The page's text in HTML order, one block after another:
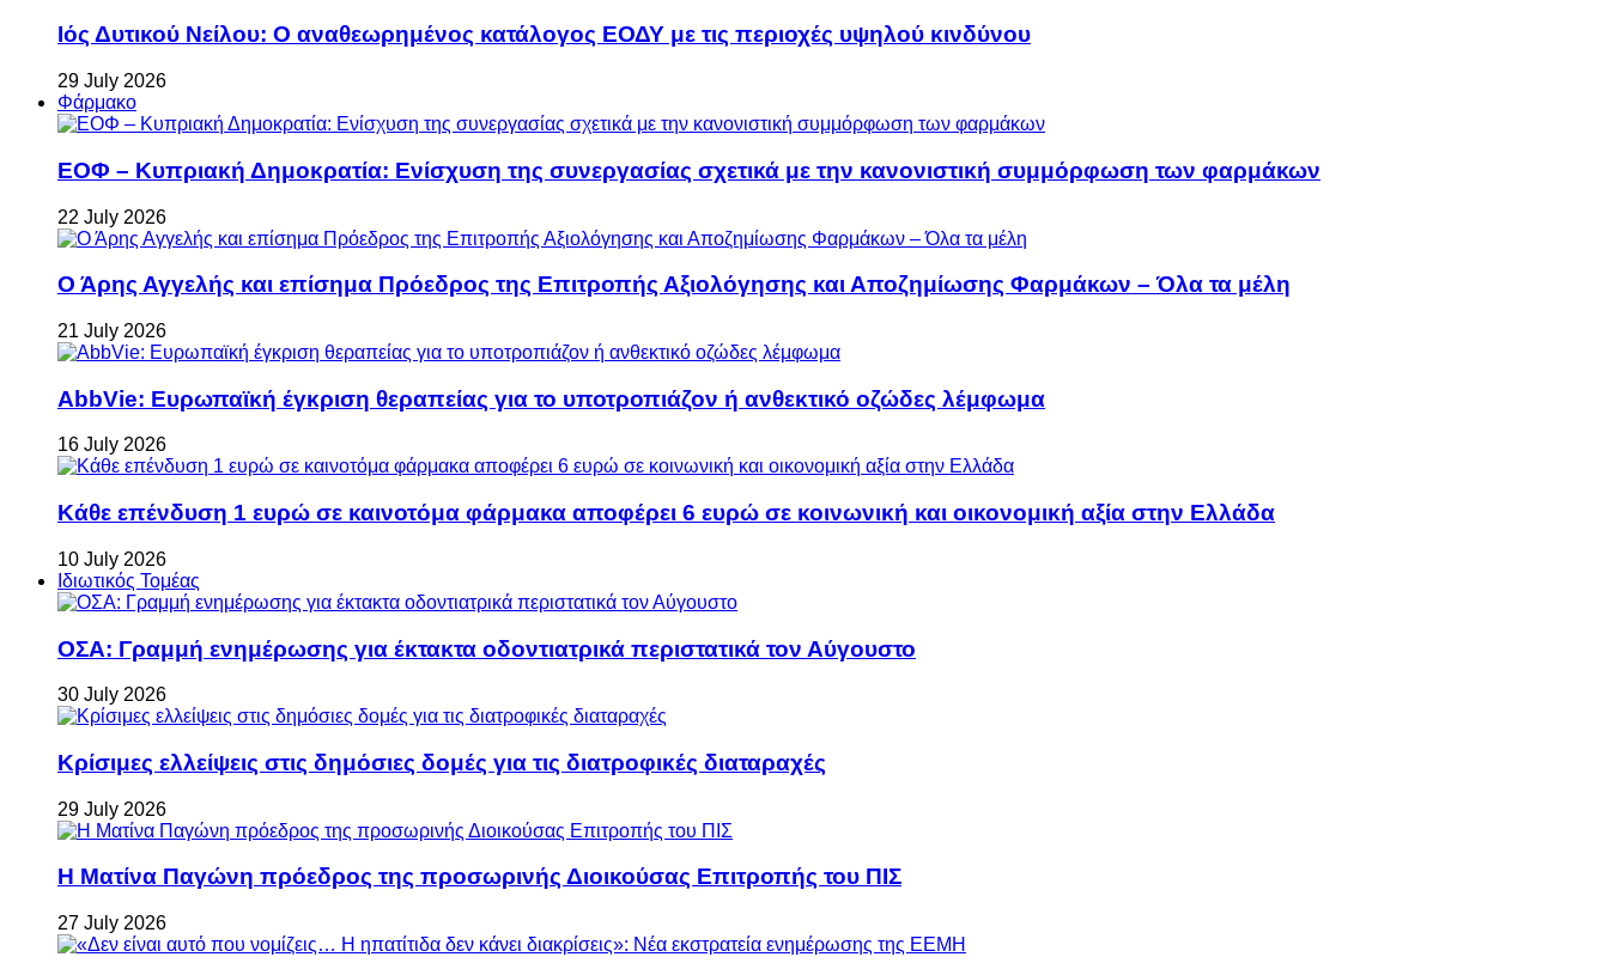
Ιός Δυτικού Νείλου: Ο αναθεωρημένος κατάλογος ΕΟΔΥ με τις περιοχές υψηλού κινδύνου
29 July 2026
Φάρμακο
ΕΟΦ – Κυπριακή Δημοκρατία: Ενίσχυση της συνεργασίας σχετικά με την κανονιστική συμμόρφωση των φαρμάκων
22 July 2026
Ο Άρης Αγγελής και επίσημα Πρόεδρος της Επιτροπής Αξιολόγησης και Αποζημίωσης Φαρμάκων – Όλα τα μέλη
21 July 2026
AbbVie: Ευρωπαϊκή έγκριση θεραπείας για το υποτροπιάζον ή ανθεκτικό οζώδες λέμφωμα
16 July 2026
Κάθε επένδυση 1 ευρώ σε καινοτόμα φάρμακα αποφέρει 6 ευρώ σε κοινωνική και οικονομική αξία στην Ελλάδα
10 July 2026
Ιδιωτικός Τομέας
ΟΣΑ: Γραμμή ενημέρωσης για έκτακτα οδοντιατρικά περιστατικά τον Αύγουστο
30 July 2026
Κρίσιμες ελλείψεις στις δημόσιες δομές για τις διατροφικές διαταραχές
29 July 2026
Η Ματίνα Παγώνη πρόεδρος της προσωρινής Διοικούσας Επιτροπής του ΠΙΣ
27 July 2026